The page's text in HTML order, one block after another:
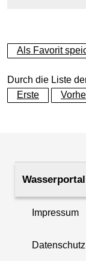
Betreiber
Ausprägung
Hochwert
Anionen
Biologische
+
−
Als Favorit
Durch die Liste
Erste
Impressum
Datenschutz